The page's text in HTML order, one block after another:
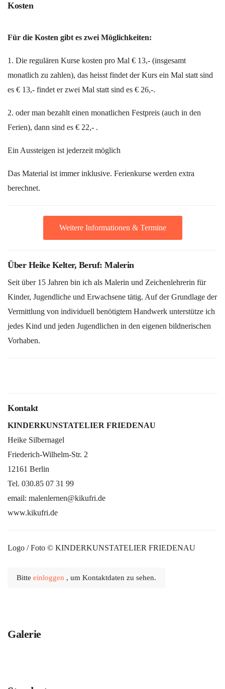
Kosten
Für die Kosten gibt es zwei Möglichkeiten:
1. Die regulären Kurse kosten pro Mal € 13,- (insgesamt
monatlich zu zahlen), das heisst findet der Kurs ein Mal statt sind
es € 13,- findet er zwei Mal statt sind es € 26,-.
2. oder man bezahlt einen monatlichen Festpreis (auch in den
Ferien), dann sind es € 22,- .
Ein Aussteigen ist jederzeit möglich
Das Material ist immer inklusive. Ferienkurse werden extra
berechnet.
Weitere Informationen & Termine
Über Heike Kelter, Beruf: Malerin
Seit über 15 Jahren bin ich als Malerin und Zeichenlehrerin für
Kinder, Jugendliche und Erwachsene tätig. Auf der Grundlage der
Vermittlung von individuell benötigtem Handwerk unterstütze ich
jedes Kind und jeden Jugendlichen in den eigenen bildnerischen
Vorhaben.
Kontakt
KINDERKUNSTATELIER FRIEDENAU
Heike Silbernagel
Friederich-Wilhelm-Str. 2
12161 Berlin
Tel. 030.85 07 31 99
email: malenlernen@kikufri.de
www.kikufri.de
Logo / Foto © KINDERKUNSTATELIER FRIEDENAU
Bitte einloggen , um Kontaktdaten zu sehen.
Galerie